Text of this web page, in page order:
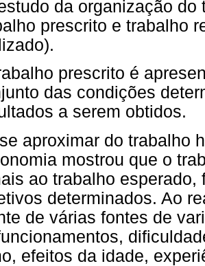
da organização
prescrito e trabalho
prescrito é
das condições
a serem obtidos.
aproximar do trabalho
mostrou que o
ao trabalho
determinados. Ao
de várias fontes de
efeitos da idade,